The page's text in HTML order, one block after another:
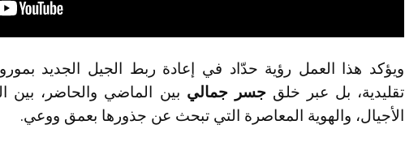
ويؤكد هذا العمل رؤية حدّاد في إعادة ربط الجيل الجديد
تقليدية، بل عبر خلقجسر جمالي بين الماضي والحاضر، بين
الأجيال، والهوية المعاصرة التي تبحث عن جذورها بعمق ووعي.